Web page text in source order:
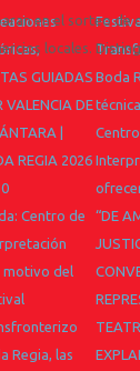
GUIADAS
VALENCIA DE
|
REGIA 2026
Centro de
motivo del
Regia, las
Boda
“DE
en el sorteo de
locales.